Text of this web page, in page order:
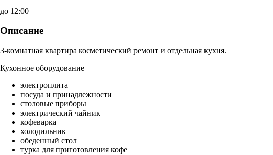
до 12:00
Описание
3-комнатная квартира косметический ремонт и отдельная кухня.
Кухонное оборудование
электроплита
посуда и принадлежности
столовые приборы
электрический чайник
кофеварка
холодильник
обеденный стол
турка для приготовления кофе